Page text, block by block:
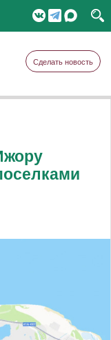
Сделать новость